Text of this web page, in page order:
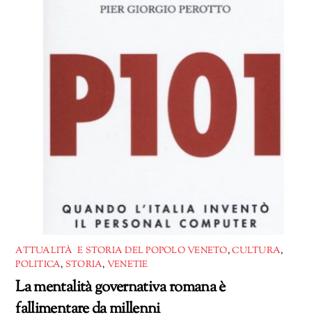
ATTUALITÀ E STORIA DEL POPOLO VENETO,CULTURA,
POLITICA, STORIA, VENETIE
La mentalità governativa romana è
fallimentare da millenni